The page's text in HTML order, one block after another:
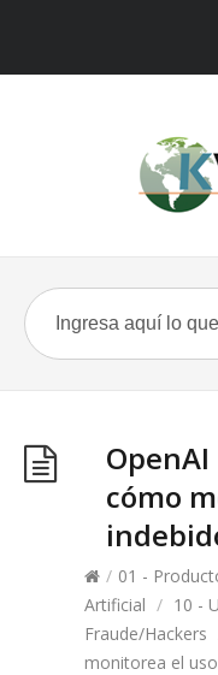
cómo
/ 01 -
Artificial / 10 -
Fraude/Hackers
monitorea el